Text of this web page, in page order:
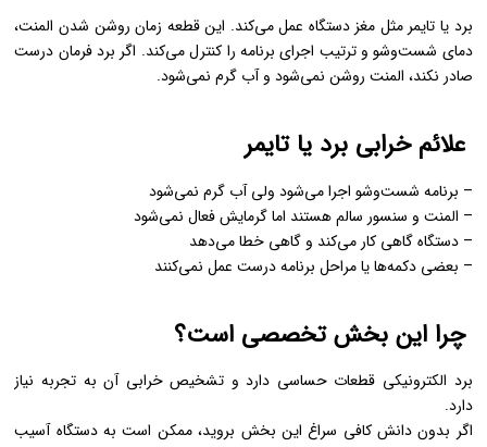
برد یا تایمر مثل مغز دستگاه عمل می‌کند. این قطعه زمان روشن شدن المنت،
دمای شست‌وشو و ترتیب اجرای برنامه را کنترل می‌کند. اگر برد فرمان درست
صادر نکند، المنت روشن نمی‌شود و آب گرم نمی‌شود.
علائم خرابی برد یا تایمر
– برنامه شست‌وشو اجرا می‌شود ولی آب گرم نمی‌شود
– المنت و سنسور سالم هستند اما گرمایش فعال نمی‌شود
– دستگاه گاهی کار می‌کند و گاهی خطا می‌دهد
– بعضی دکمه‌ها یا مراحل برنامه درست عمل نمی‌کنند
چرا این بخش تخصصی است؟
برد الکترونیکی قطعات حساسی دارد و تشخیص خرابی آن به تجربه نیاز
دارد.
اگر بدون دانش کافی سراغ این بخش بروید، ممکن است به دستگاه آسیب